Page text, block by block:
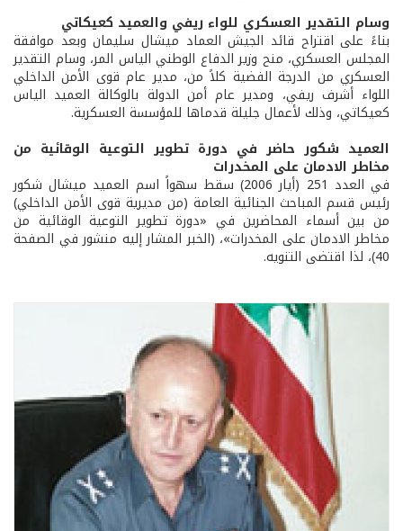
وسام التقدير العسكري للواء ريفي والعميد كعيكاتي
بناءً على اقتراح قائد الجيش العماد ميشال سليمان وبعد موافقة
المجلس العسكري، منح وزير الدفاع الوطني الياس المر، وسام التقدير
العسكري من الدرجة الفضية كلاً من، مدير عام قوى الأمن الداخلي
اللواء أشرف ريفي، ومدير عام أمن الدولة بالوكالة العميد الياس
كعيكاتي، وذلك لأعمال جليلة قدماها للمؤسسة العسكرية.
العميد شكور حاضر في دورة تطوير التوعية الوقائية من
مخاطر الادمان على المخدرات
في العدد 251 (أيار 2006) سقط سهواً اسم العميد ميشال شكور
رئيس قسم المباحث الجنائية العامة (من مديرية قوى الأمن الداخلي)
من بين أسماء المحاضرين في «دورة تطوير التوعية الوقائية من
مخاطر الادمان على المخدرات»، (الخبر المشار إليه منشور في الصفحة
40)، لذا اقتضى التنويه.